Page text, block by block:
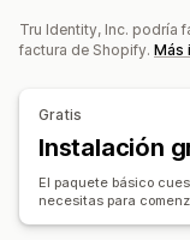
Tru Identity, Inc. podría
factura de Shopify. Más
Gratis
Instalación
El paquete básico
necesitas para